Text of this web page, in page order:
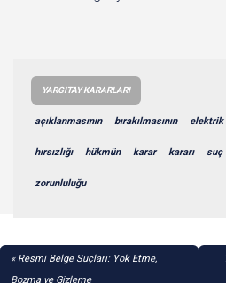
YARGITAY KARARLARI
açıklanmasının bırakılmasının elektrik
hırsızlığı hükmün karar kararı suç
zorunluluğu
YAZI
Resmi Belge Suçları: Yok Etme,
Bozma ve Gizleme